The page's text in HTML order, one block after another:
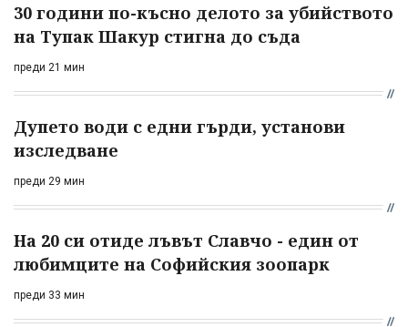
30 години по-късно делото за убийството
на Тупак Шакур стигна до съда
преди 21 мин
Дупето води с едни гърди, установи
изследване
преди 29 мин
На 20 си отиде лъвът Славчо - един от
любимците на Софийския зоопарк
преди 33 мин